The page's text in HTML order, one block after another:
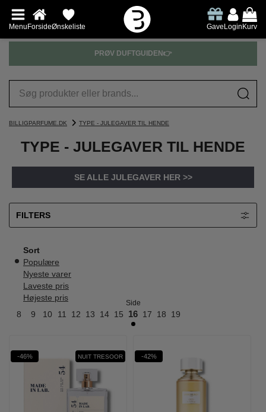
MenuForsideØnskeliste GaveLoginKurv
PRØV DUFTGUIDEN👉
BILLIGPARFUME.DK TYPE - JULEGAVER TIL HENDE
TYPE - JULEGAVER TIL HENDE
SE ALLE JULEGAVER HER >>
FILTERS
Sort
Populære
Nyeste varer
Laveste pris
Højeste pris
Side
8 9 10 11 12 13 14 15 16 17 18 19
-46% NUIT TRESOOR -42%